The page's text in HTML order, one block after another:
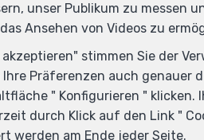
unser Publikum zu messen
Ansehen von Videos zu
stimmen Sie der
Ihre Präferenzen auch genauer
" Konfigurieren " klicken.
durch Klick auf den Link "
werden am Ende jeder Seite.